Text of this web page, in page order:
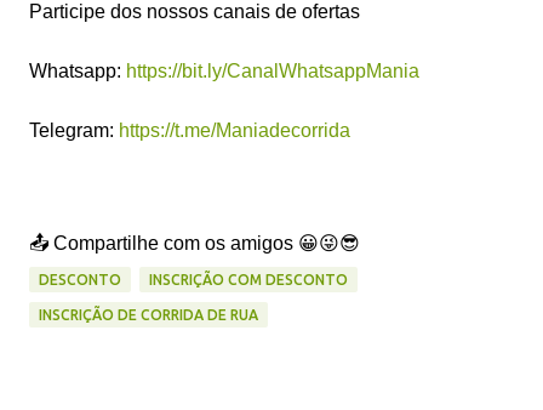
Participe dos nossos canais de ofertas
Whatsapp: https://bit.ly/CanalWhatsappMania
Telegram: https://t.me/Maniadecorrida
📤 Compartilhe com os amigos 😀😜😎
DESCONTO INSCRIÇÃO COM DESCONTO
INSCRIÇÃO DE CORRIDA DE RUA